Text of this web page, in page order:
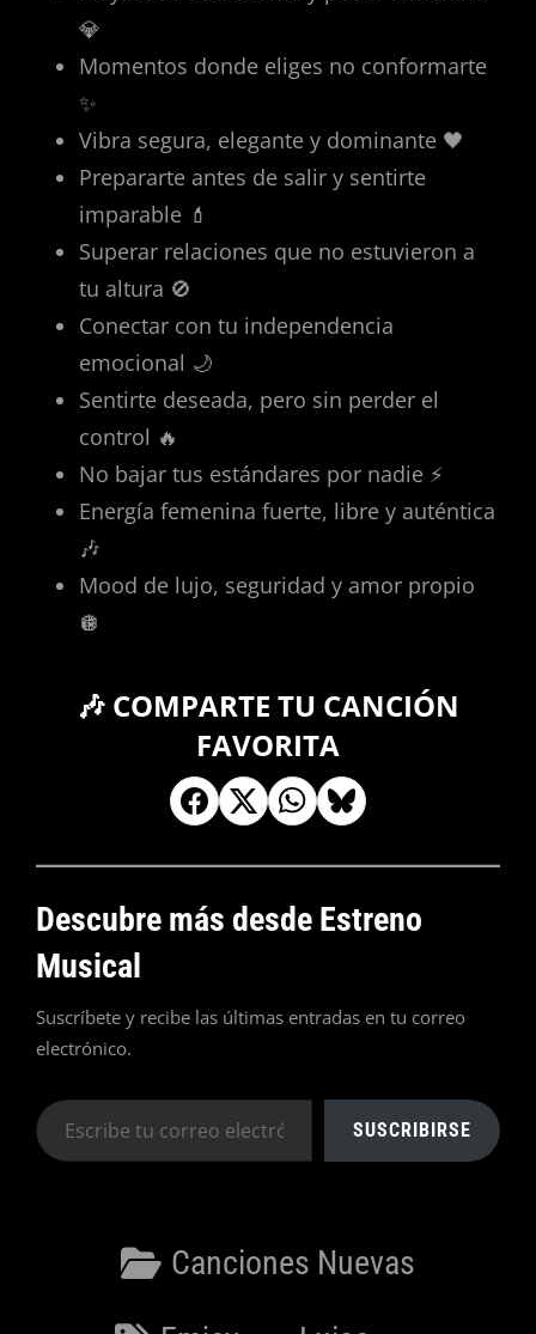
💎
Momentos donde eliges no conformarte
✨
Vibra segura, elegante y dominante 🖤
Prepararte antes de salir y sentirte
imparable 💄
Superar relaciones que no estuvieron a
tu altura 🚫
Conectar con tu independencia
emocional 🌙
Sentirte deseada, pero sin perder el
control 🔥
No bajar tus estándares por nadie ⚡
Energía femenina fuerte, libre y auténtica
🎶
Mood de lujo, seguridad y amor propio
🪩
🎶 COMPARTE TU CANCIÓN
FAVORITA
Descubre más desde Estreno
Musical
Suscríbete y recibe las últimas entradas en tu correo
electrónico.
Escribe
tu
SUSCRIBIRSE
Categorías
Canciones Nuevas